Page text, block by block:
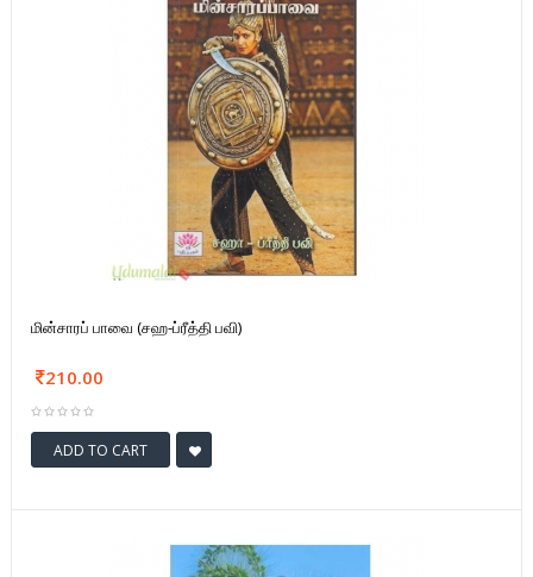
மின்சாரப் பாவை (சஹ-ப்ரீத்தி பவி)
210.00
ADD TO CART